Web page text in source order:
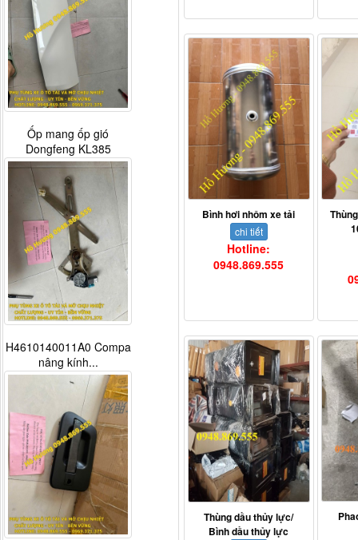
Bình hơi nhôm xe tải
chi tiết
Hotline:
0948.869.555
Thùng dầu thủy lực/
Bình dầu thủy lực
Ốp mang ốp gió
Dongfeng KL385
H4610140011A0 Compa
nâng kính...